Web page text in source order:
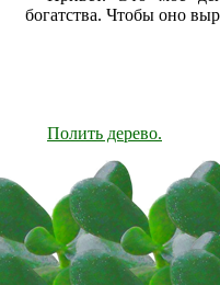
богатства. Чтобы оно
Полить дерево.